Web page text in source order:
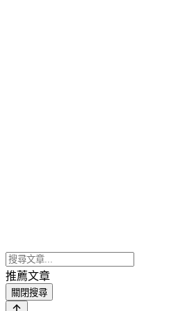
推薦文章
關閉搜尋